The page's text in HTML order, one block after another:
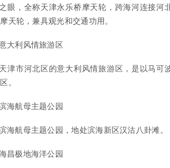
眼，全称天津永乐桥摩天轮，跨海河连接河
天轮，兼具观光和交通功用。
大利风情旅游区
津市河北区的意大利风情旅游区，是以马可
。
海航母主题公园
海航母主题公园，地处滨海新区汉沽八卦滩。
昌极地海洋公园